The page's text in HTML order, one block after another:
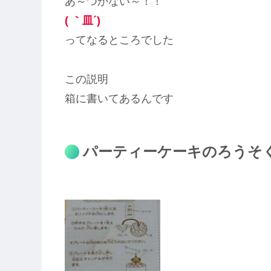
( ｀皿´)
ってなるところでした
この説明
箱に書いてあるんです
パーティーケーキのろうそ